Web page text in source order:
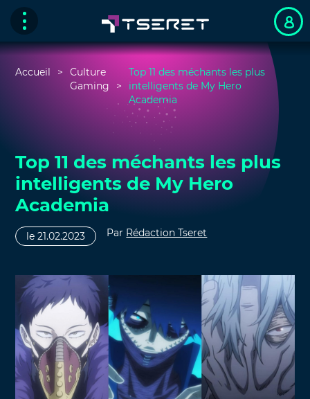
Accueil
Culture
Gaming
Top 11 des méchants les plus
intelligents de My Hero
Academia
Top 11 des méchants les plus
intelligents de My Hero
Academia
le 21.02.2023 Par Rédaction Tseret